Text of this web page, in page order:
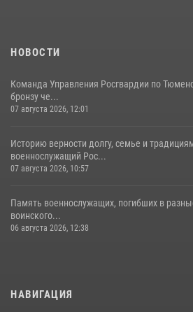
НОВОСТИ
Команда Управления Росгвардии по
бронзу че...
07 августа 2026, 12:01
Историю верности долгу, семье и
военнослужащий Рос...
07 августа 2026, 10:57
Память военнослужащих, погибших в
воинского...
06 августа 2026, 12:38
НАВИГАЦИЯ